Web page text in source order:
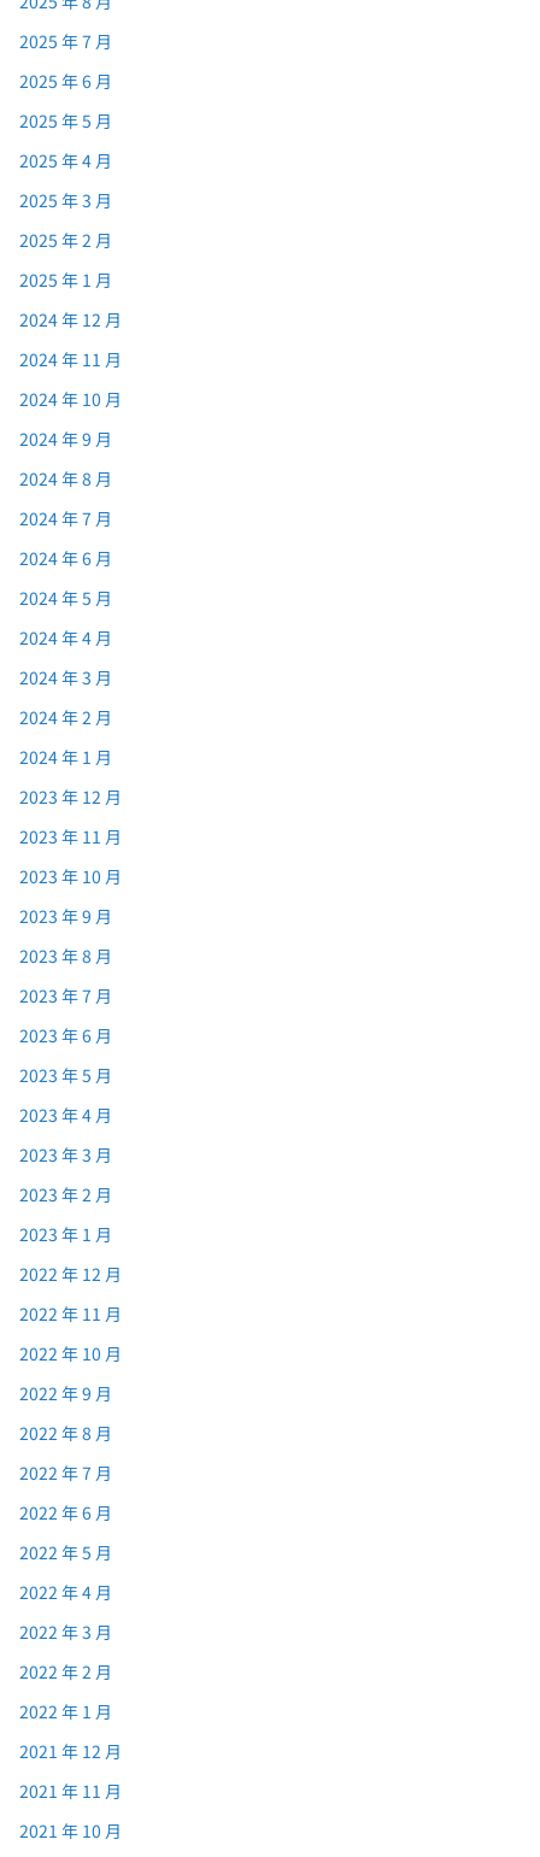
2025 年 7 月
2025 年 6 月
2025 年 5 月
2025 年 4 月
2025 年 3 月
2025 年 2 月
2025 年 1 月
2024 年 12 月
2024 年 11 月
2024 年 10 月
2024 年 9 月
2024 年 8 月
2024 年 7 月
2024 年 6 月
2024 年 5 月
2024 年 4 月
2024 年 3 月
2024 年 2 月
2024 年 1 月
2023 年 12 月
2023 年 11 月
2023 年 10 月
2023 年 9 月
2023 年 8 月
2023 年 7 月
2023 年 6 月
2023 年 5 月
2023 年 4 月
2023 年 3 月
2023 年 2 月
2023 年 1 月
2022 年 12 月
2022 年 11 月
2022 年 10 月
2022 年 9 月
2022 年 8 月
2022 年 7 月
2022 年 6 月
2022 年 5 月
2022 年 4 月
2022 年 3 月
2022 年 2 月
2022 年 1 月
2021 年 12 月
2021 年 11 月
2021 年 10 月